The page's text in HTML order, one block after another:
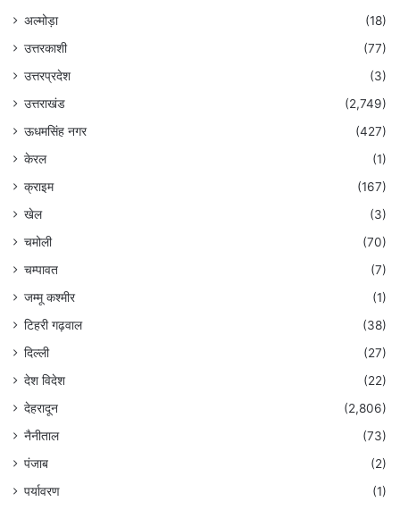
अल्मोड़ा
(18)
उत्तरकाशी
(77)
उत्तरप्रदेश
(3)
उत्तराखंड
(2,749)
ऊधमसिंह नगर
(427)
केरल
(1)
क्राइम
(167)
खेल
(3)
चमोली
(70)
चम्पावत
(7)
जम्मू कश्मीर
(1)
टिहरी गढ़वाल
(38)
दिल्ली
(27)
देश विदेश
(22)
देहरादून
(2,806)
नैनीताल
(73)
पंजाब
(2)
पर्यावरण
(1)